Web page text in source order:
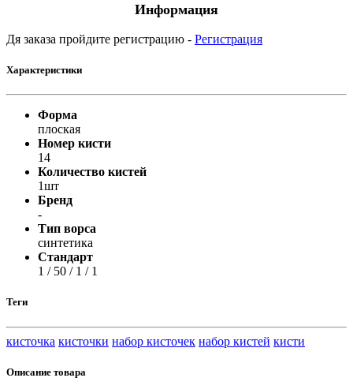
Информация
Дя заказа пройдите регистрацию - Регистрация
Характеристики
Форма
плоская
Номер кисти
14
Количество кистей
1шт
Бренд
-
Тип ворса
синтетика
Стандарт
1 / 50 / 1 / 1
Теги
кисточка кисточки набор кисточек набор кистей кисти
Описание товара